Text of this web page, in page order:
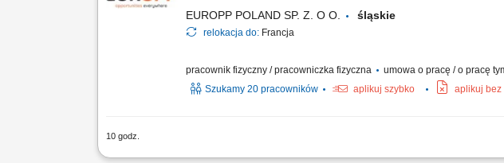
EUROPP POLAND SP. Z. O O. śląskie
relokacja do: Francja
pracownik fizyczny / pracowniczka fizyczna umowa o pracę / o pracę
Szukamy 20 pracowników
aplikuj szybko aplikuj bez
10 godz.
Odświeżanie i renowacja domków kempingowych na podstawie listy